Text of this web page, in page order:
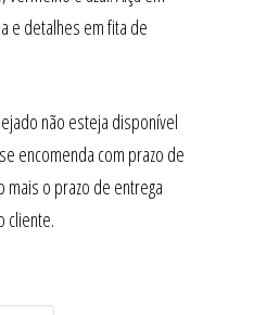
e detalhes em fita de
não esteja disponível
encomenda com prazo de
mais o prazo de entrega
cliente.